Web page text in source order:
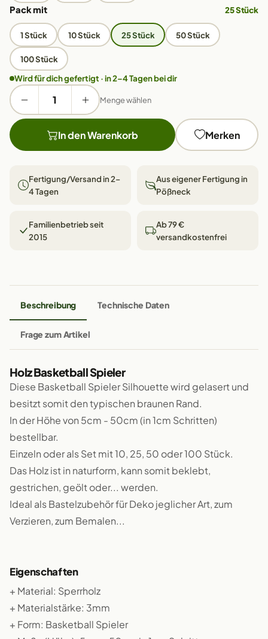
Pack mit 25 Stück
1 Stück 10 Stück 25 Stück 50 Stück
100 Stück
Wird für dich gefertigt · in 2–4 Tagen bei dir
Menge wählen
In den Warenkorb Merken
Fertigung/Versand in 2–
4 Tagen
Aus eigener Fertigung in
Pößneck
Familienbetrieb seit
2015
Ab 79 €
versandkostenfrei
Beschreibung Technische Daten
Frage zum Artikel
Holz Basketball Spieler
Diese Basketball Spieler Silhouette wird gelasert und
besitzt somit den typischen braunen Rand.
In der Höhe von 5cm - 50cm (in 1cm Schritten)
bestellbar.
Einzeln oder als Set mit 10, 25, 50 oder 100 Stück.
Das Holz ist in naturform, kann somit beklebt,
gestrichen, geölt oder... werden.
Ideal als Bastelzubehör für Deko jeglicher Art, zum
Verzieren, zum Bemalen...
Eigenschaften
+ Material: Sperrholz
+ Materialstärke: 3mm
+ Form: Basketball Spieler